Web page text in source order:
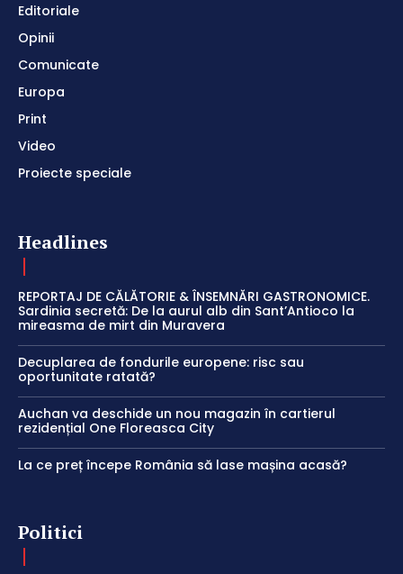
Editoriale
Opinii
Comunicate
Europa
Print
Video
Proiecte speciale
Headlines
REPORTAJ DE CĂLĂTORIE & ÎNSEMNĂRI GASTRONOMICE.
Sardinia secretă: De la aurul alb din Sant’Antioco la
mireasma de mirt din Muravera
Decuplarea de fondurile europene: risc sau
oportunitate ratată?
Auchan va deschide un nou magazin în cartierul
rezidențial One Floreasca City
La ce preț începe România să lase mașina acasă?
Politici